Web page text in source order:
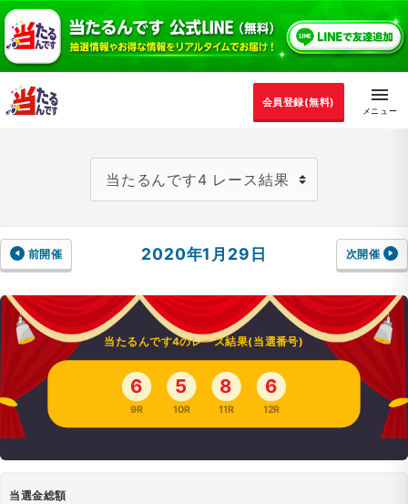
会員登録(無料)
前開催 2020年1月29日 次開催
当たるんです4のレース結果(当選番号)
6
9R
5
10R
8
11R
6
12R
当選金総額